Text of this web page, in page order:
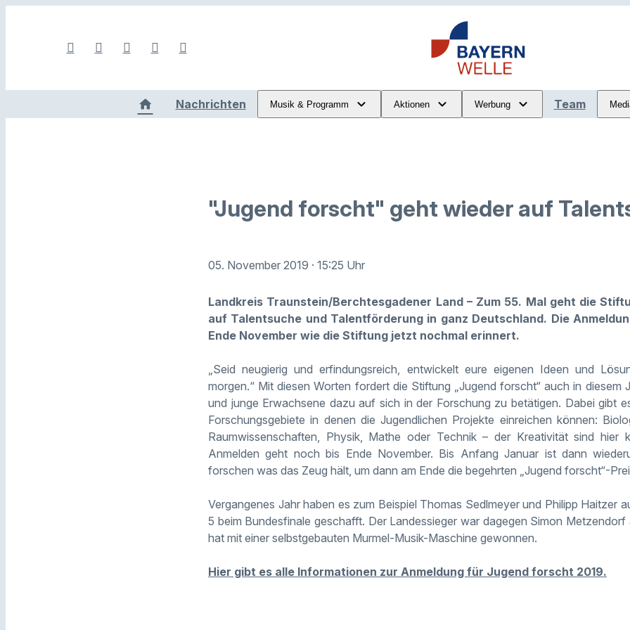
Nachrichten Musik & Programm Aktionen Werbung Team
"Jugend forscht" geht wieder auf
05. November 2019 · 15:25 Uhr
Landkreis Traunstein/Berchtesgadener Land – Zum 55. Mal geht die
auf Talentsuche und Talentförderung in ganz Deutschland. Die
Ende November wie die Stiftung jetzt nochmal erinnert.
„Seid neugierig und erfindungsreich, entwickelt eure eigenen Ideen und
morgen.“ Mit diesen Worten fordert die Stiftung „Jugend forscht“ auch in diesem
und junge Erwachsene dazu auf sich in der Forschung zu betätigen. Dabei gibt
Forschungsgebiete in denen die Jugendlichen Projekte einreichen können:
Raumwissenschaften, Physik, Mathe oder Technik – der Kreativität sind hier
Anmelden geht noch bis Ende November. Bis Anfang Januar ist dann
forschen was das Zeug hält, um dann am Ende die begehrten „Jugend forscht“-
Vergangenes Jahr haben es zum Beispiel Thomas Sedlmeyerund Philipp Haitzer
5 beim Bundesfinale geschafft. Der Landessieger war dagegen Simon
hat mit einer selbstgebauten Murmel-Musik-Maschine gewonnen.
Hier gibt es alle Informationen zur Anmeldung für Jugend forscht 2019.